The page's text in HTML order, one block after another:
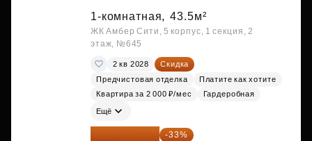
1-комнатная, 43.5м²
ЖК Амбер Сити, 5 корпус, 1 секция, 2
этаж, №645
2 кв 2028
Скидка
Предчистовая отделка
Платите как хотите
Квартира за 2 000 ₽/мес
Гардеробная
Ещё
29 013 848 ₽ -33%